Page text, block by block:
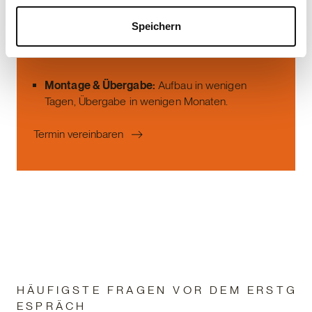
Speichern
Vorfertigung im Werk:Industrielle Präzision,
witterungsunabhängig.
Montage & Übergabe: Aufbau in wenigen
Tagen, Übergabe in wenigen Monaten.
Termin vereinbaren
H Ä U F I G S T E F R A G E N V O R D E M E R S T G
E S P R Ä C H